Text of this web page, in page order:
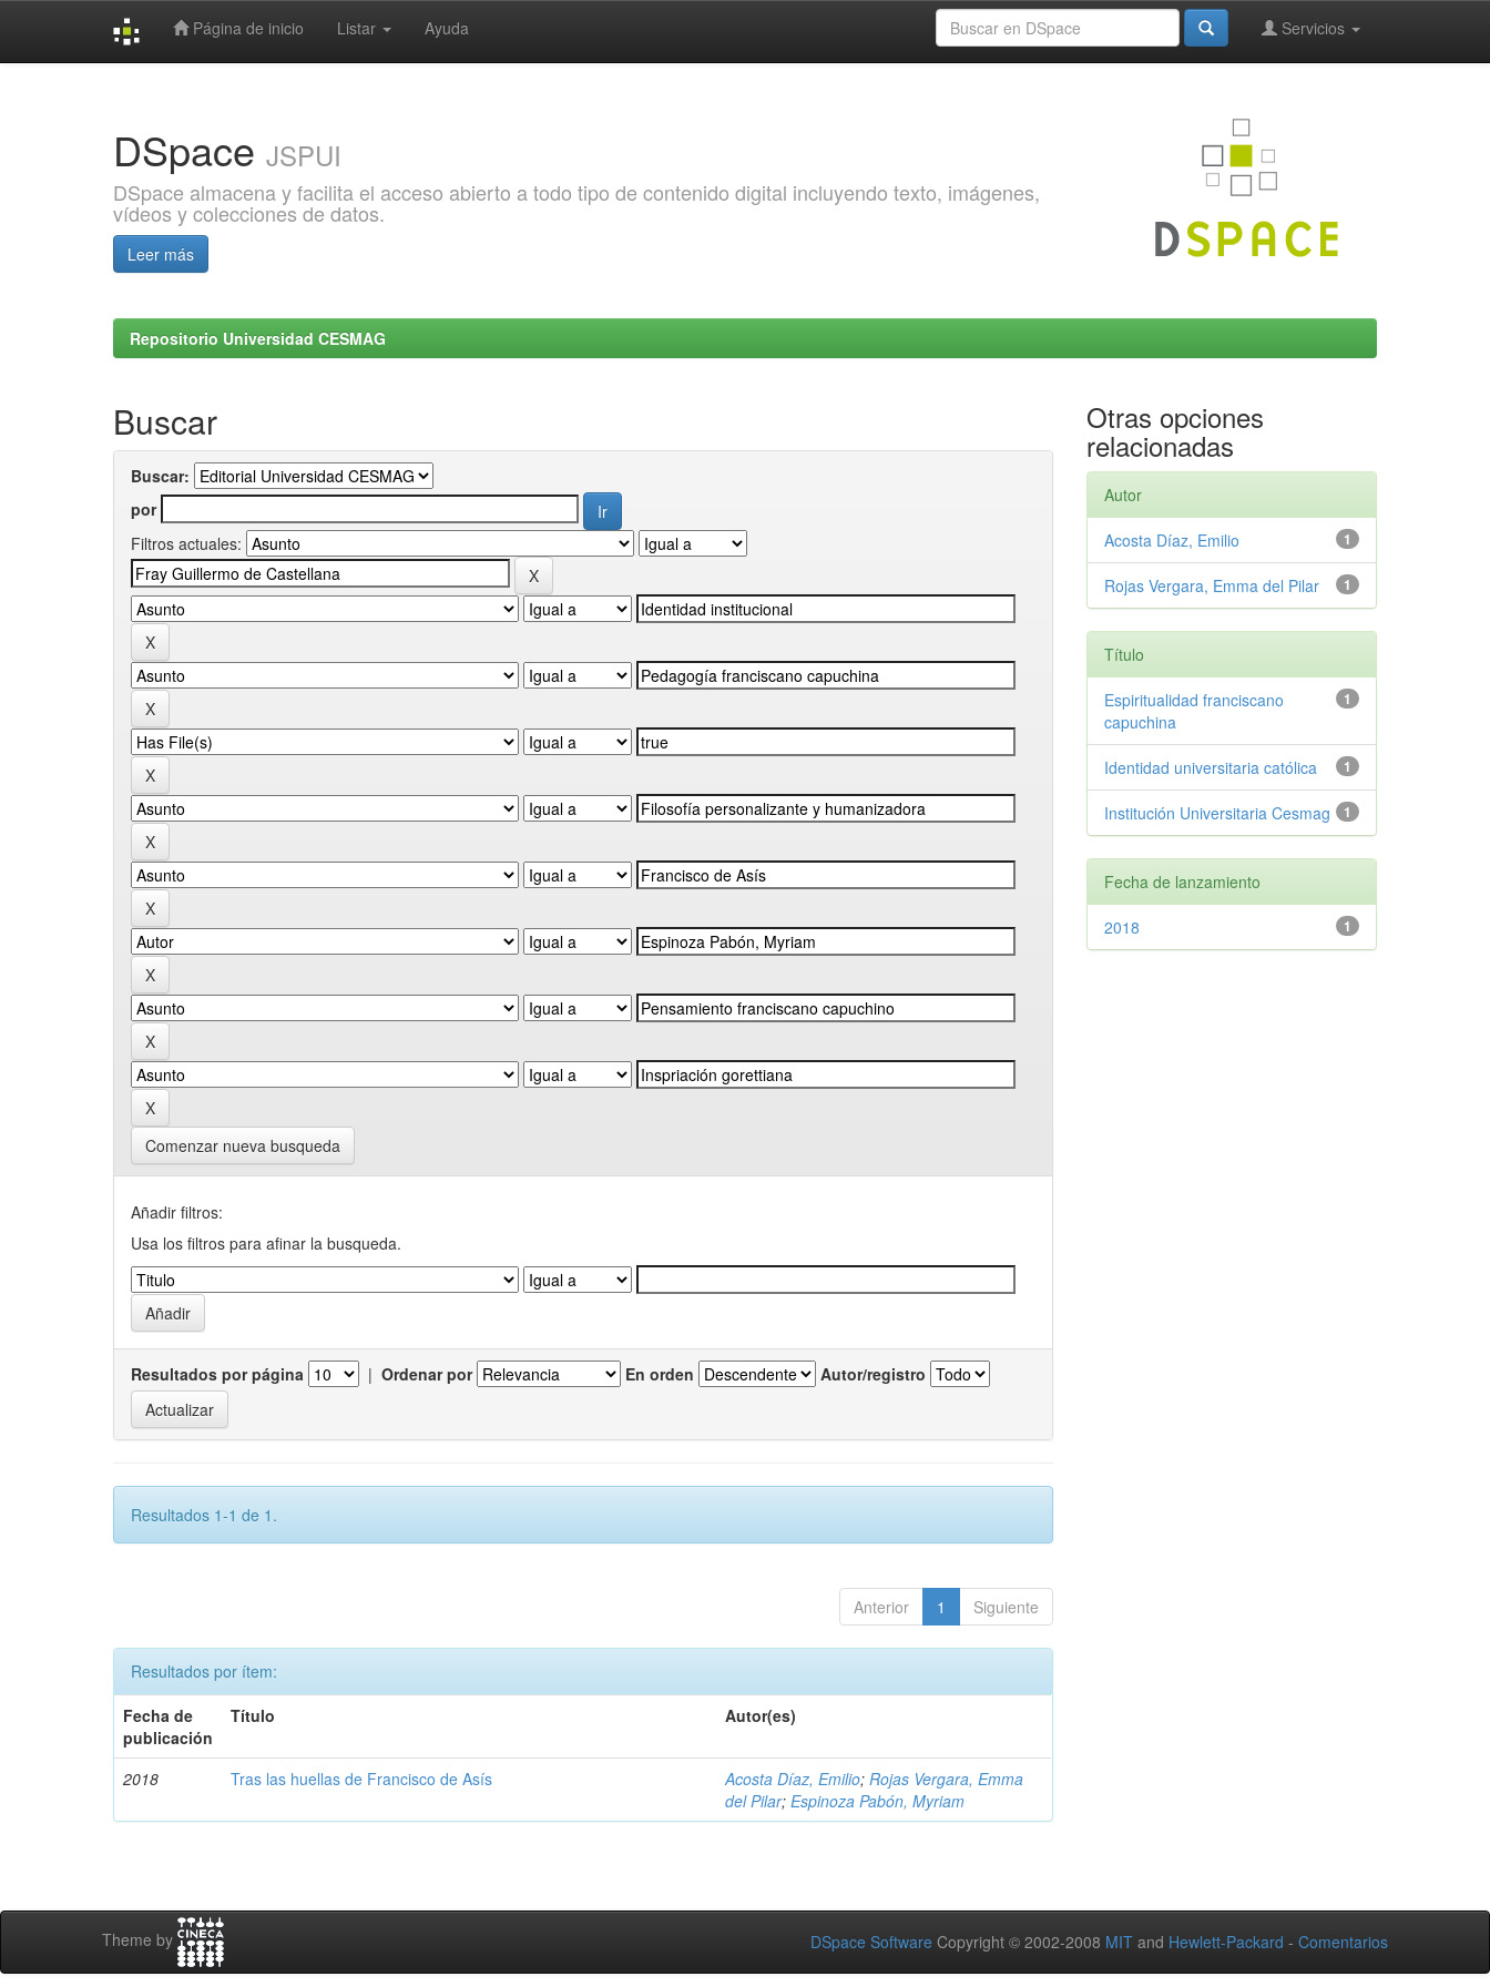
Página de inicio Listar Ayuda Servicios
DSpace JSPUI
DSpace almacena y facilita el acceso abierto a todo tipo de contenido digital incluyendo texto, imágenes,
vídeos y colecciones de datos.
Leer más
Repositorio Universidad CESMAG
Buscar
Buscar:
por
Filtros actuales:
Comenzar nueva busqueda
Añadir filtros:
Usa los filtros para afinar la busqueda.
Resultados por página | Ordenar por En orden Autor/registro
Resultados 1-1 de 1.
Anterior 1 Siguiente
Resultados por ítem:
Fecha de
publicación
Título Autor(es)
2018 Tras las huellas de Francisco de Asís Acosta Díaz, Emilio;Rojas Vergara, Emma
del Pilar;Espinoza Pabón, Myriam
Otras opciones
relacionadas
Autor
1
Acosta Díaz, Emilio
1
Rojas Vergara, Emma del Pilar
Título
1
Espiritualidad franciscano
capuchina
1
Identidad universitaria católica
1
Institución Universitaria Cesmag
Fecha de lanzamiento
1
2018
Theme by DSpace Software Copyright © 2002-2008 MIT and Hewlett-Packard - Comentarios